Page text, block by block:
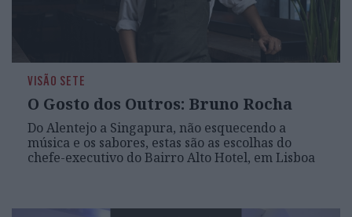
VISÃO SETE
O Gosto dos Outros: Bruno Rocha
Do Alentejo a Singapura, não esquecendo a
música e os sabores, estas são as escolhas do
chefe-executivo do Bairro Alto Hotel, em Lisboa